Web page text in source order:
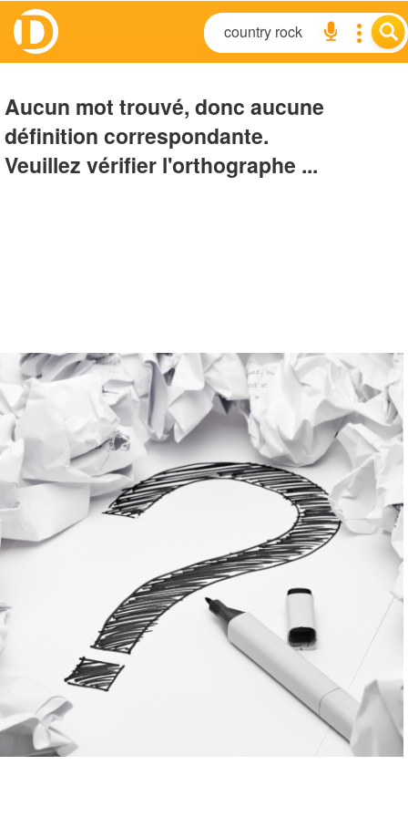
Aucun mot trouvé, donc aucune
définition correspondante.
Veuillez vérifier l'orthographe ...